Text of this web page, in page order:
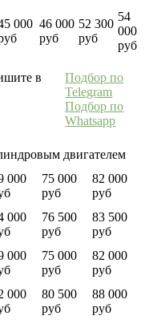
000 46 000
руб
52 300
руб
54
000
руб
в
Подбор по
Telegram
Подбор по
Whatsapp
двигателем
000
75 000
руб
82 000
руб
000
76 500
руб
83 500
руб
000
75 000
руб
82 000
руб
000
80 500
руб
88 000
руб